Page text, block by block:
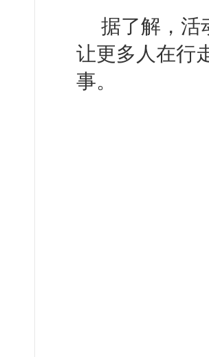
据了解，活
让更多人在行
事。